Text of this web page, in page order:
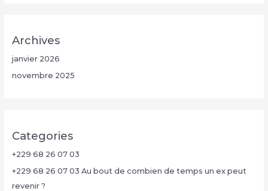
Archives
janvier 2026
novembre 2025
Categories
+229 68 26 07 03
+229 68 26 07 03 Au bout de combien de temps un ex peut
revenir ?